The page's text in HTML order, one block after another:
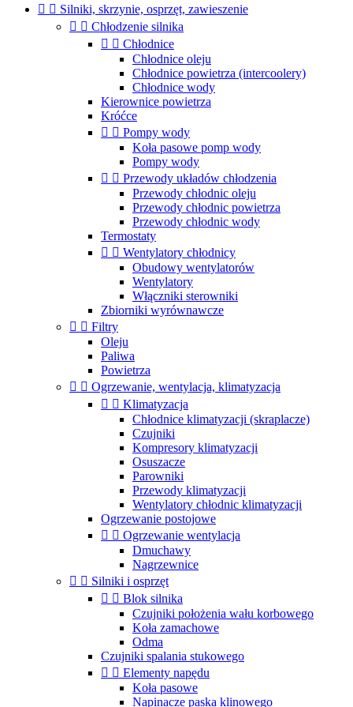
  Silniki, skrzynie, osprzęt, zawieszenie
  Chłodzenie silnika
  Chłodnice
Chłodnice oleju
Chłodnice powietrza (intercoolery)
Chłodnice wody
Kierownice powietrza
Króćce
  Pompy wody
Koła pasowe pomp wody
Pompy wody
  Przewody układów chłodzenia
Przewody chłodnic oleju
Przewody chłodnic powietrza
Przewody chłodnic wody
Termostaty
  Wentylatory chłodnicy
Obudowy wentylatorów
Wentylatory
Włączniki sterowniki
Zbiorniki wyrównawcze
  Filtry
Oleju
Paliwa
Powietrza
  Ogrzewanie, wentylacja, klimatyzacja
  Klimatyzacja
Chłodnice klimatyzacji (skraplacze)
Czujniki
Kompresory klimatyzacji
Osuszacze
Parowniki
Przewody klimatyzacji
Wentylatory chłodnic klimatyzacji
Ogrzewanie postojowe
  Ogrzewanie wentylacja
Dmuchawy
Nagrzewnice
  Silniki i osprzęt
  Blok silnika
Czujniki położenia wału korbowego
Koła zamachowe
Odma
Czujniki spalania stukowego
  Elementy napędu
Koła pasowe
Napinacze paska klinowego